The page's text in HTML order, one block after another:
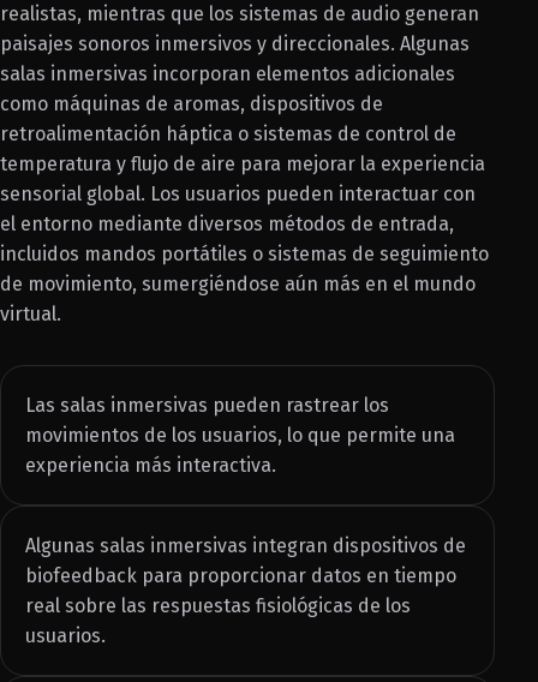
realistas, mientras que los sistemas de audio generan
paisajes sonoros inmersivos y direccionales. Algunas
salas inmersivas incorporan elementos adicionales
como máquinas de aromas, dispositivos de
retroalimentación háptica o sistemas de control de
temperatura y flujo de aire para mejorar la experiencia
sensorial global. Los usuarios pueden interactuar con
el entorno mediante diversos métodos de entrada,
incluidos mandos portátiles o sistemas de seguimiento
de movimiento, sumergiéndose aún más en el mundo
virtual.
Las salas inmersivas pueden rastrear los
movimientos de los usuarios, lo que permite una
experiencia más interactiva.
Algunas salas inmersivas integran dispositivos de
biofeedback para proporcionar datos en tiempo
real sobre las respuestas fisiológicas de los
usuarios.